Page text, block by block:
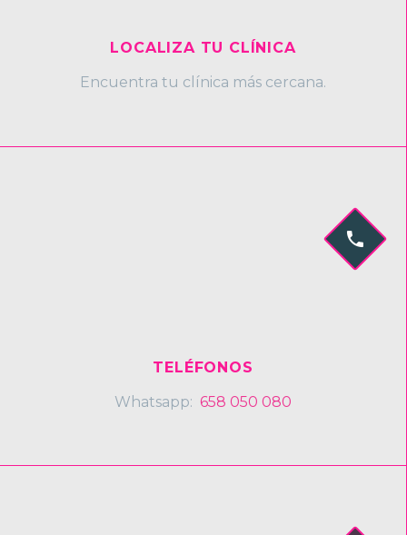
LOCALIZA TU CLÍNICA
Encuentra tu clínica más cercana.


TELÉFONOS
Whatsapp: 658 050 080